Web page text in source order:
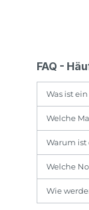
FAQ -
Was ist
Welche
Warum ist
Welche
Wie